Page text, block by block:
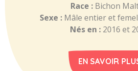
Race : Bichon
Sexe : Mâle entier et
Nés en : 2016 et
EN SAVOIR